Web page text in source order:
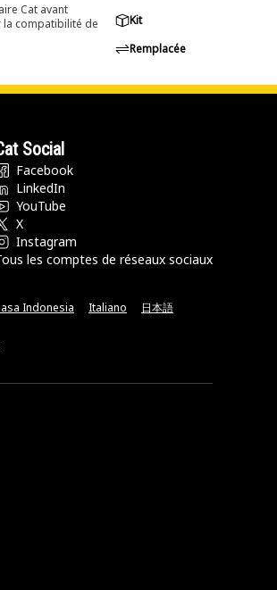
Cat avant
la compatibilité de
Kit
Remplacée
Social
Facebook
LinkedIn
YouTube
X
Instagram
les comptes de réseaux sociaux
Indonesia Italiano 日本語